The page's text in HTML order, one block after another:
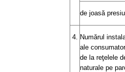
de joasă
4. Numărul
ale
de la reţelele
naturale pe